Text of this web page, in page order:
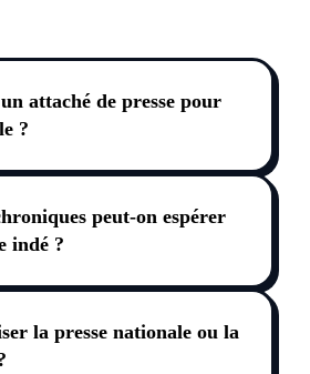
attaché de presse pour
?
peut-on espérer
indé ?
la presse nationale ou la